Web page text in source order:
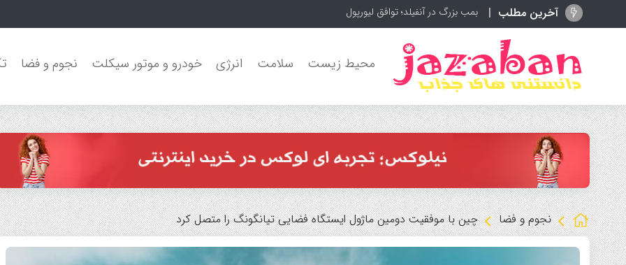
آخرین مطلب بمب بزرگ در آنفیلد؛ توافق لیورپول و بارسلونا برای انتقال قرضی آرائوخو
محیط زیست سلامت انرژی خودرو و موتور سیکلت نجوم و فضا
نجوم و فضا چین با موفقیت دومین ماژول ایستگاه فضایی تیانگونگ را متصل کرد